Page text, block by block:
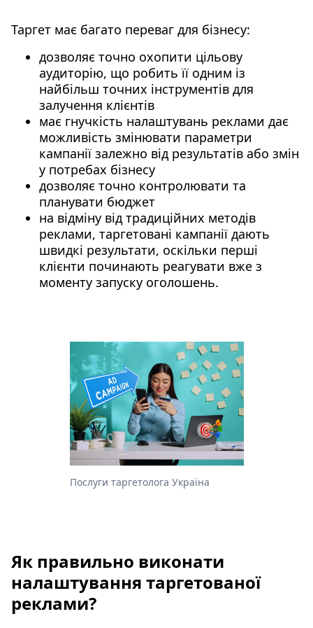
Таргет має багато переваг для бізнесу:
дозволяє точно охопити цільову
аудиторію, що робить її одним із
найбільш точних інструментів для
залучення клієнтів
має гнучкість налаштувань реклами дає
можливість змінювати параметри
кампанії залежно від результатів або змін
у потребах бізнесу
дозволяє точно контролювати та
планувати бюджет
на відміну від традиційних методів
реклами, таргетовані кампанії дають
швидкі результати, оскільки перші
клієнти починають реагувати вже з
моменту запуску оголошень.
Послуги таргетолога Україна
Як правильно виконати
налаштування таргетованої
реклами?